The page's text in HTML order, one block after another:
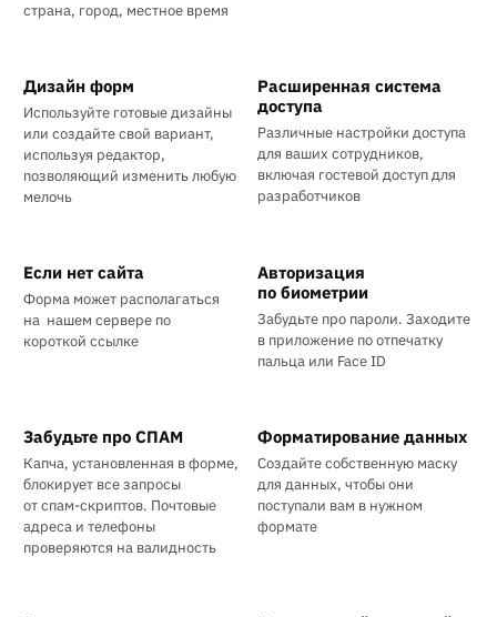
страна, город, местное время
Дизайн форм
Используйте готовые дизайны
или создайте свой вариант,
используя редактор,
позволяющий изменить любую
мелочь
Расширенная система
доступа
Различные настройки доступа
для ваших сотрудников,
включая гостевой доступ для
разработчиков
Если нет сайта
Форма может располагаться
на нашем сервере по
короткой ссылке
Авторизация
по биометрии
Забудьте про пароли. Заходите
в приложение по отпечатку
пальца или Face ID
Забудьте про СПАМ
Капча, установленная в форме,
блокирует все запросы
отспам-скриптов. Почтовые
адреса и телефоны
проверяются на валидность
Форматирование данных
Создайте собственную маску
для данных, чтобы они
поступали вам в нужном
формате